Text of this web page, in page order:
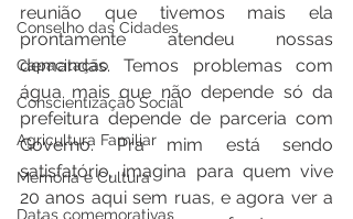
Conselho das Cidades
Capacitação
Conscientização Social
Agricultura Familiar
Memória e Cultura
Datas comemorativas
reunião que tivemos mais ela
prontamente atendeu nossas
demandas. Temos problemas com
água mais que não depende só da
prefeitura depende de parceria com
Governo. Pra mim está sendo
satisfatório, imagina para quem vive
20 anos aqui sem ruas, e agora ver a